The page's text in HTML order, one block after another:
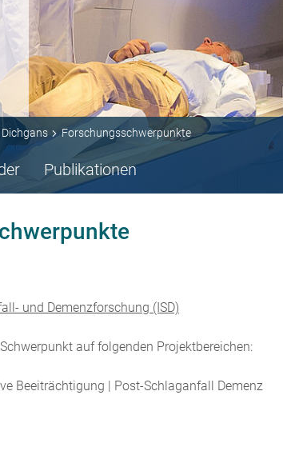
Dichgans Forschungsschwerpunkte
Publikationen
und Demenzforschung (ISD)
auf folgenden Projektbereichen:
Beeiträchtigung | Post-Schlaganfall Demenz